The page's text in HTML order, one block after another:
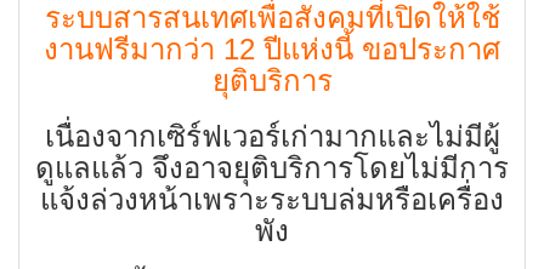
ระบบสารสนเทศเพื่อสังคมที่เปิดให้ใช้
งานฟรีมากว่า 12 ปีแห่งนี้ ขอประกาศ
ยุติบริการ
เนื่องจากเซิร์ฟเวอร์เก่ามากและไม่มีผู้
ดูแลแล้ว จึงอาจยุติบริการโดยไม่มีการ
แจ้งล่วงหน้าเพราะระบบล่มหรือเครื่อง
พัง